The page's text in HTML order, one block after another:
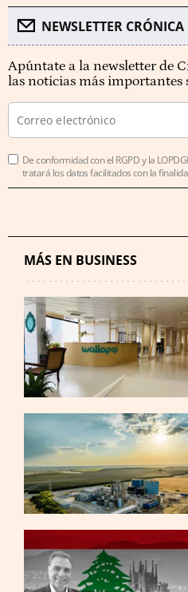
NEWSLETTER
Apúntate a la newsletter de
las noticias más importantes
De conformidad con el RGPD y la
tratará los datos facilitados con la
MÁS EN BUSINESS